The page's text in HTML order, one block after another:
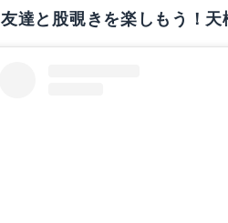
友達と股覗きを楽しもう！